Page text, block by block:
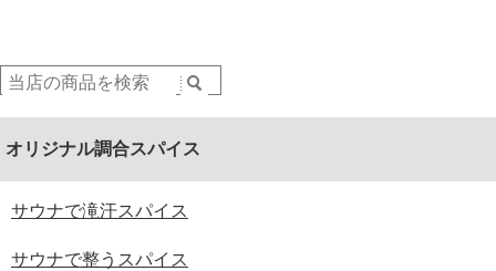
オリジナル調合スパイス
サウナで滝汗スパイス
サウナで整うスパイス